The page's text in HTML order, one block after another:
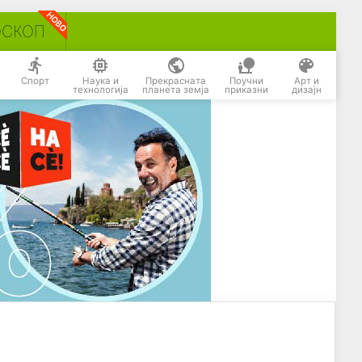
Спорт Наука и
технологија
Прекрасната
планета земја
Поучни
приказни
Арт и
дизајн